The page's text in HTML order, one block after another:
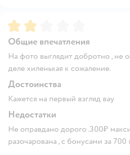
Рейтинг:
Общие впечатления
На фото выглядит добротно , не
деле хиленькая к сожаление.
Достоинства
Кажется на первый взгляд вау
Недостатки
Не оправдано дорого .300₽
разочарована , с бонусами за